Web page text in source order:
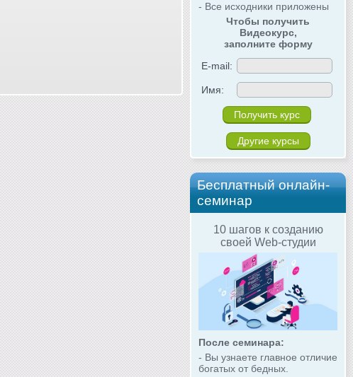
- Все исходники приложены
Чтобы получить
Видеокурс,
заполните форму
E-mail:
Имя:
Другие курсы
Бесплатный онлайн-
семинар
10 шагов к созданию
своей Web-студии
После семинара:
- Вы узнаете главное отличие
богатых от бедных.